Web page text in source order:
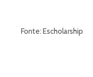
Fonte: Escholarship